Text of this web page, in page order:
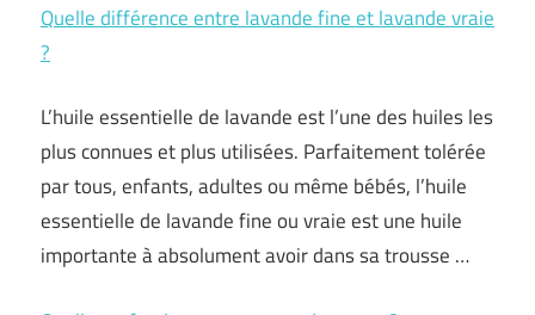
Quelle différence entre lavande fine et lavande vraie
?
L’huile essentielle de lavande est l’une des huiles les
plus connues et plus utilisées. Parfaitement tolérée
par tous, enfants, adultes ou même bébés, l’huile
essentielle de lavande fine ou vraie est une huile
importante à absolument avoir dans sa trousse …